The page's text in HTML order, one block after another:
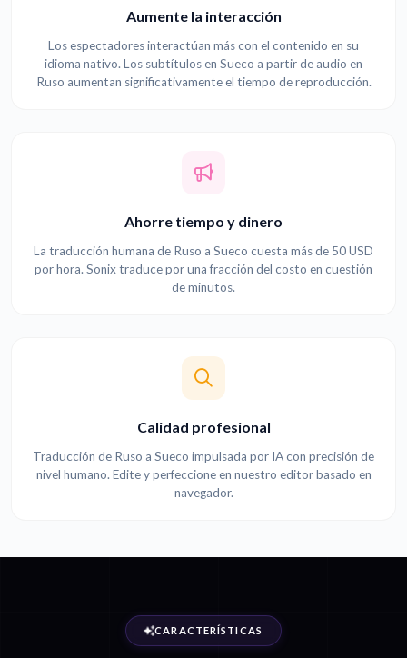
Aumente la interacción
Los espectadores interactúan más con el contenido en su
idioma nativo. Los subtítulos en Sueco a partir de audio en
Ruso aumentan significativamente el tiempo de reproducción.
Ahorre tiempo y dinero
La traducción humana de Ruso a Sueco cuesta más de 50 USD
por hora. Sonix traduce por una fracción del costo en cuestión
de minutos.
Calidad profesional
Traducción de Ruso a Sueco impulsada por IA con precisión de
nivel humano. Edite y perfeccione en nuestro editor basado en
navegador.
CARACTERÍSTICAS